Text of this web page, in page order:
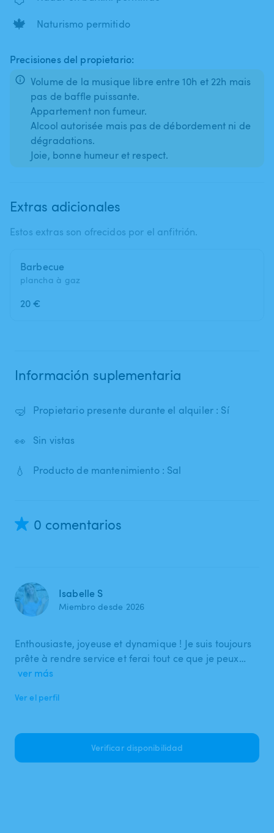
🍁 Naturismo permitido
Precisiones del propietario:
Volume de la musique libre entre 10h et 22h mais
pas de baffle puissante.
Appartement non fumeur.
Alcool autorisée mais pas de débordement ni de
dégradations.
Extras adicionales
Estos extras son ofrecidos por el anfitrión.
Barbecue
plancha à gaz
20 €
Información suplementaria
🤿 Propietario presente durante el alquiler : Sí
👀 Sin vistas
💧 Producto de mantenimiento : Sal
0 comentarios
Isabelle S
Miembro desde 2026
Enthousiaste, joyeuse et dynamique ! Je suis toujours
prête à rendre service et ferai tout ce que je peux…
ver más
Ver el perfil
Verificar disponibilidad